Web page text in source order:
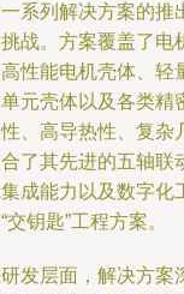
系列解决方案的推
战。方案覆盖了电
性能电机壳体、轻
元壳体以及各类精
、高导热性、复杂
了其先进的五轴联
成能力以及数字化
交钥匙”工程方案。
发层面，解决方案